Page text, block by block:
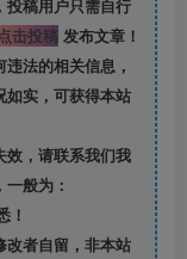
投稿用户只需自行
击投稿发布文章！
法的相关信息，
如实，可获得本站
效，请联系我们我
般为：
！
者自留， 非本站